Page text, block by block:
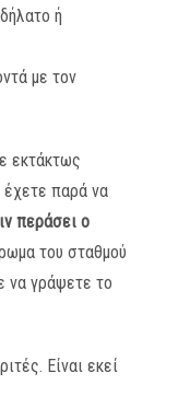
ή
με τον
εκτάκτως
έχετε παρά να
περάσει ο
του σταθμού
να γράψετε το
Είναι εκεί